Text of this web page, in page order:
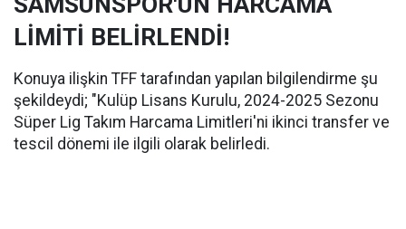
LİMİTİ BELİRLENDİ!
Konuya ilişkin TFF tarafından yapılan bilgilendirme şu
şekildeydi; "Kulüp Lisans Kurulu, 2024-2025 Sezonu
Süper Lig Takım Harcama Limitleri'ni ikinci transfer ve
tescil dönemi ile ilgili olarak belirledi.